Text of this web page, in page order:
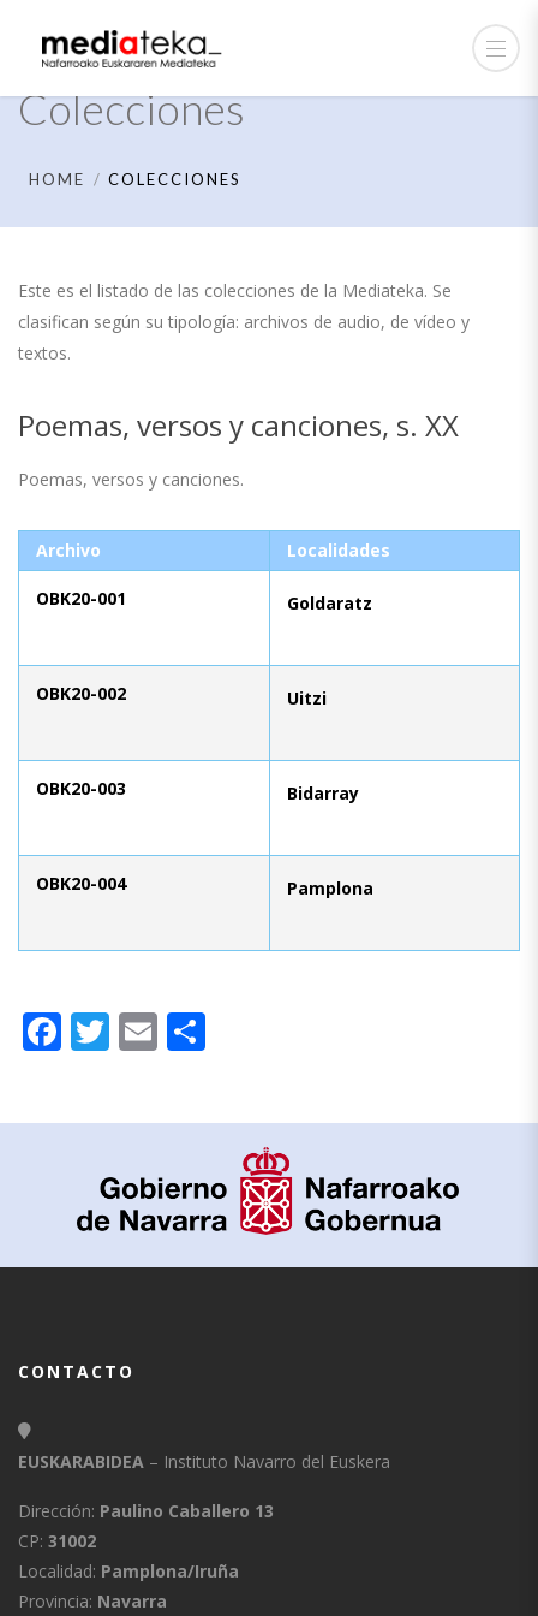
Colecciones
HOME COLECCIONES
Este es el listado de las colecciones de la Mediateka. Se
clasifican según su tipología: archivos de audio, de vídeo y
textos.
Poemas, versos y canciones, s. XX
Poemas, versos y canciones.
Archivo Localidades
OBK20-001 Goldaratz
OBK20-002 Uitzi
OBK20-003 Bidarray
OBK20-004 Pamplona
Facebook
Twitter
Email
CONTACTO
EUSKARABIDEA – Instituto Navarro del Euskera
Dirección: Paulino Caballero 13
CP: 31002
Localidad: Pamplona/Iruña
Provincia: Navarra